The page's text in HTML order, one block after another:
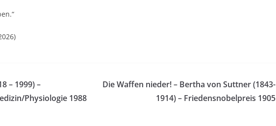
– 1999) –
Physiologie 1988
Die Waffen nieder! – Bertha von Suttner (1843-
1914) – Friedensnobelpreis 1905